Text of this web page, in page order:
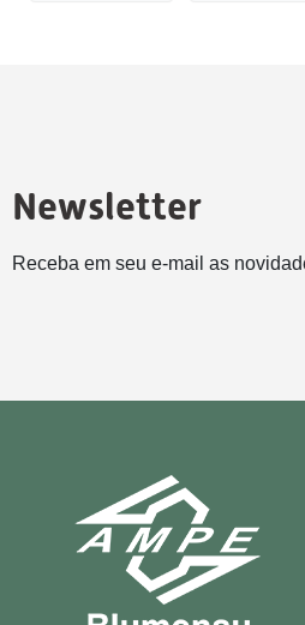
Newsletter
Receba em seu e-mail as